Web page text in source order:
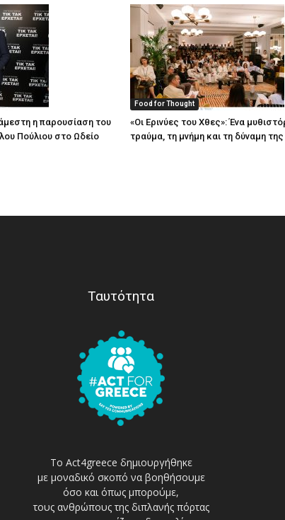
η παρουσίαση του
Πούλιου στο Ωδείο
Food for Thought
«Οι Ερινύες του Χθες»: Ένα
τραύμα, τη μνήμη και τη δύναμη
Ταυτότητα
Το Act4greece δημιουργήθηκε
με μοναδικό σκοπό να βοηθήσουμε
όσο και όπως μπορούμε,
τους ανθρώπους της διπλανής πόρτας